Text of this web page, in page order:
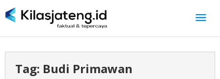
ke
Tag: Budi Primawan